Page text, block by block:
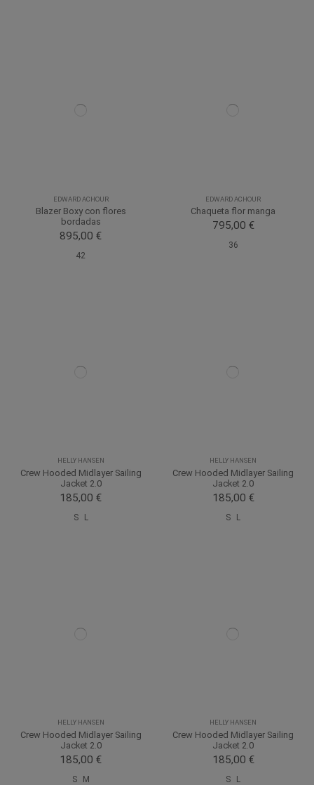
EDWARD ACHOUR
Blazer Boxy con flores
bordadas
895,00 €
42
EDWARD ACHOUR
Chaqueta flor manga
795,00 €
36
HELLY HANSEN
Crew Hooded Midlayer Sailing
Jacket 2.0
185,00 €
S L
HELLY HANSEN
Crew Hooded Midlayer Sailing
Jacket 2.0
185,00 €
S L
HELLY HANSEN
Crew Hooded Midlayer Sailing
Jacket 2.0
185,00 €
S M
HELLY HANSEN
Crew Hooded Midlayer Sailing
Jacket 2.0
185,00 €
S L